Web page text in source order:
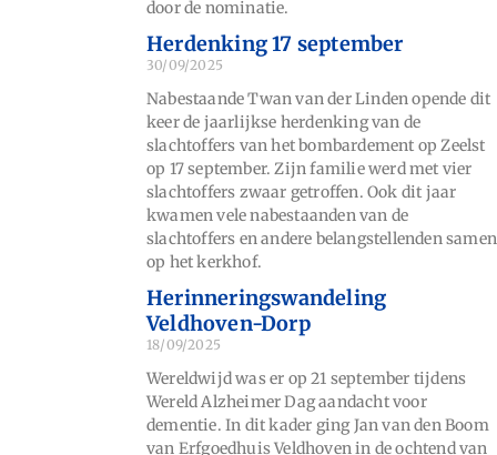
door de nominatie.
Herdenking 17 september
30/09/2025
Nabestaande Twan van der Linden opende dit
keer de jaarlijkse herdenking van de
slachtoffers van het bombardement op Zeelst
op 17 september. Zijn familie werd met vier
slachtoffers zwaar getroffen. Ook dit jaar
kwamen vele nabestaanden van de
slachtoffers en andere belangstellenden samen
op het kerkhof.
Herinneringswandeling
Veldhoven-Dorp
18/09/2025
Wereldwijd was er op 21 september tijdens
Wereld Alzheimer Dag aandacht voor
dementie. In dit kader ging Jan van den Boom
van Erfgoedhuis Veldhoven in de ochtend van